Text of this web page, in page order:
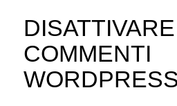
DISATTIVARE
COMMENTI